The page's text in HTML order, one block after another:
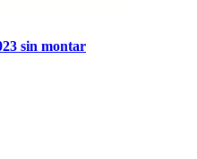
sin montar